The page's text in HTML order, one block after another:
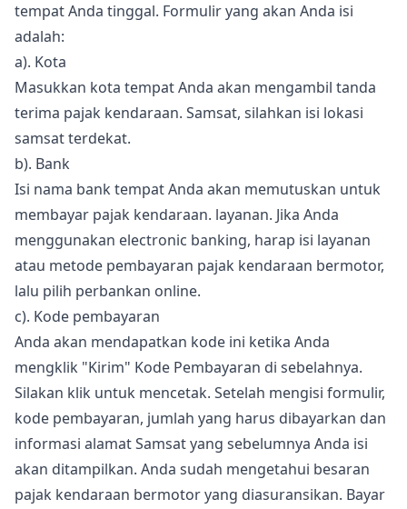
tempat Anda tinggal. Formulir yang akan Anda isi
adalah:
a). Kota
Masukkan kota tempat Anda akan mengambil tanda
terima pajak kendaraan. Samsat, silahkan isi lokasi
samsat terdekat.
b). Bank
Isi nama bank tempat Anda akan memutuskan untuk
membayar pajak kendaraan. layanan. Jika Anda
menggunakan electronic banking, harap isi layanan
atau metode pembayaran pajak kendaraan bermotor,
lalu pilih perbankan online.
c). Kode pembayaran
Anda akan mendapatkan kode ini ketika Anda
mengklik "Kirim" Kode Pembayaran di sebelahnya.
Silakan klik untuk mencetak. Setelah mengisi formulir,
kode pembayaran, jumlah yang harus dibayarkan dan
informasi alamat Samsat yang sebelumnya Anda isi
akan ditampilkan. Anda sudah mengetahui besaran
pajak kendaraan bermotor yang diasuransikan. Bayar